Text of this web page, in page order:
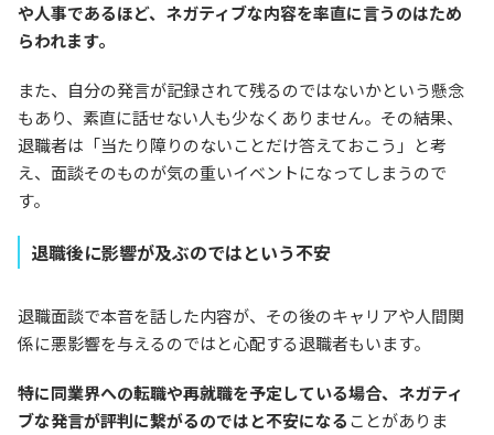
や人事であるほど、ネガティブな内容を率直に言うのはため
らわれます。
また、自分の発言が記録されて残るのではないかという懸念
もあり、素直に話せない人も少なくありません。その結果、
退職者は「当たり障りのないことだけ答えておこう」と考
え、面談そのものが気の重いイベントになってしまうので
す。
退職後に影響が及ぶのではという不安
退職面談で本音を話した内容が、その後のキャリアや人間関
係に悪影響を与えるのではと心配する退職者もいます。
特に同業界への転職や再就職を予定している場合、ネガティ
ブな発言が評判に繋がるのではと不安になることがありま